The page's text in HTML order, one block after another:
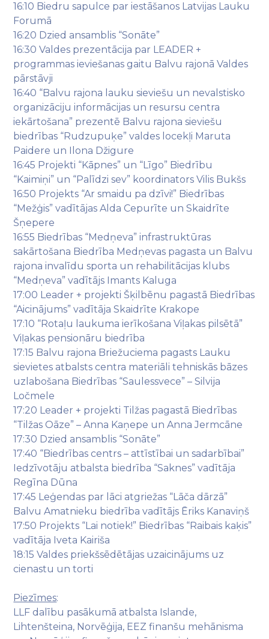
16:10 Biedru sapulce par iestāšanos Latvijas Lauku
Forumā
16:20 Dzied ansamblis “Sonāte”
16:30 Valdes prezentācija par LEADER +
programmas ieviešanas gaitu Balvu rajonā Valdes
pārstāvji
16:40 “Balvu rajona lauku sieviešu un nevalstisko
organizāciju informācijas un resursu centra
iekārtošana” prezentē Balvu rajona sieviešu
biedrības “Rudzupuķe” valdes locekļi Maruta
Paidere un Ilona Džigure
16:45 Projekti “Kāpnes” un “Līgo” Biedrību
“Kaimiņi” un “Palīdzi sev” koordinators Vilis Bukšs
16:50 Projekts “Ar smaidu pa dzīvi!” Biedrības
“Mežģis” vadītājas Alda Cepurīte un Skaidrīte
Šņepere
16:55 Biedrības “Medņeva” infrastruktūras
sakārtošana Biedrība Medņevas pagasta un Balvu
rajona invalīdu sporta un rehabilitācijas klubs
“Medņeva” vadītājs Imants Kaluga
17:00 Leader + projekti Šķilbēnu pagastā Biedrības
“Aicinājums” vadītāja Skaidrīte Krakope
17:10 “Rotaļu laukuma ierīkošana Viļakas pilsētā”
Viļakas pensionāru biedrība
17:15 Balvu rajona Briežuciema pagasts Lauku
sievietes atbalsts centra materiāli tehniskās bāzes
uzlabošana Biedrības “Saulessvece” – Silvija
Ločmele
17:20 Leader + projekti Tilžas pagastā Biedrības
“Tilžas Oāze” – Anna Kaņepe un Anna Jermcāne
17:30 Dzied ansamblis “Sonāte”
17:40 “Biedrības centrs – attīstībai un sadarbībai”
Iedzīvotāju atbalsta biedrība “Saknes” vadītāja
Regīna Dūna
17:45 Leģendas par lāci atgriežas “Lāča dārzā”
Balvu Amatnieku biedrība vadītājs Ēriks Kanaviņš
17:50 Projekts “Lai notiek!” Biedrības “Raibais kaķis”
vadītāja Iveta Kairiša
18:15 Valdes priekšsēdētājas uzaicinājums uz
cienastu un torti
Piezīmes:
LLF dalību pasākumā atbalsta Islande,
Lihtenšteina, Norvēģija, EEZ finanšu mehānisma